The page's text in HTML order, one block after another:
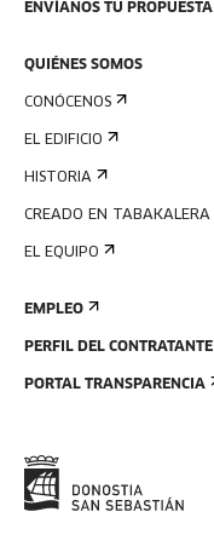
ENVÍANOS TU PROPUESTA
QUIÉNES SOMOS
CONÓCENOS
EL EDIFICIO
HISTORIA
CREADO EN TABAKALERA
EL EQUIPO
EMPLEO
PERFIL DEL CONTRATANTE
PORTAL TRANSPARENCIA